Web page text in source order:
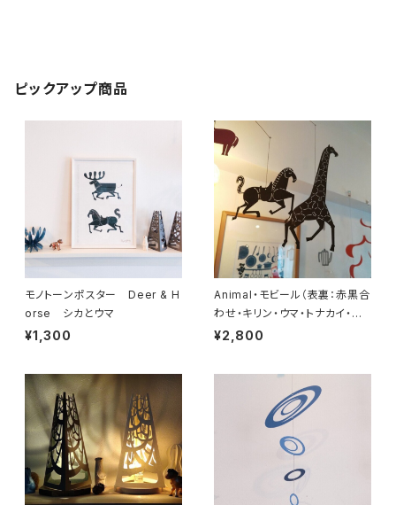
ピックアップ商品
モノトーンポスター Deer & H
orse シカとウマ
¥1,300
Animal・モビール（表裏：赤黒合
わせ・キリン・ウマ・トナカイ・ラ
クダ・ロバ）
¥2,800